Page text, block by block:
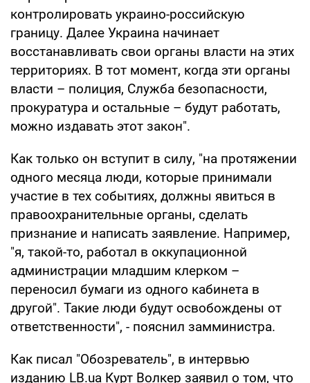
контролировать украино-российскую
границу. Далее Украина начинает
восстанавливать свои органы власти на этих
территориях. В тот момент, когда эти органы
власти – полиция, Служба безопасности,
прокуратура и остальные – будут работать,
можно издавать этот закон".
Как только он вступит в силу, "на протяжении
одного месяца люди, которые принимали
участие в тех событиях, должны явиться в
правоохранительные органы, сделать
признание и написать заявление. Например,
"я, такой-то, работал в оккупационной
администрации младшим клерком –
переносил бумаги из одного кабинета в
другой". Такие люди будут освобождены от
ответственности", - пояснил замминистра.
Как писал "Обозреватель", в интервью
изданию LB.uа Курт Волкер заявил о том, что